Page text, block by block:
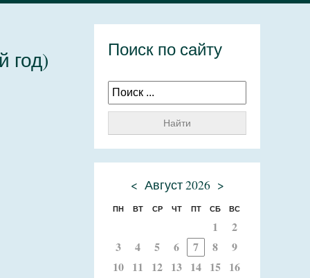
год) Поиск по сайту
Найти
< Август 2026 >
ПН ВТ СР ЧТ ПТ СБ ВС
1
2
3
4 5 6 7 8
9
10 11 12 13 14 15 16